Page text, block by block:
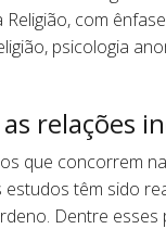
com
psicologia
as relações
que concorrem
têm sido
Dentre